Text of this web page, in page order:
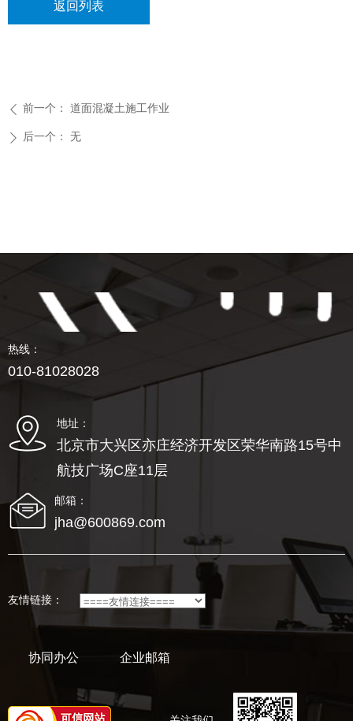
返回列表
ꄴ 前一个： 道面混凝土施工作业
ꄲ 后一个： 无
热线：
010-81028028
地址：
北京市大兴区亦庄经济开发区荣华南路15号中
航技广场C座11层
邮箱：
jha@600869.com
友情链接：
协同办公 企业邮箱